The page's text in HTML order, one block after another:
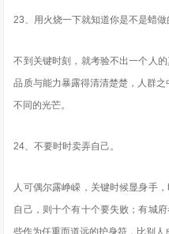
23、用火烧一下就知道你是不是蜡做
不到关键时刻，就考验不出一个人
品质与能力暴露得清清楚楚，人群
不同的光芒。
24、不要时时卖弄自己。
人可偶尔露峥嵘，关键时候显身手
自己，则十个有十个要失败；有城
些作为任重而道远的护身符，比别人